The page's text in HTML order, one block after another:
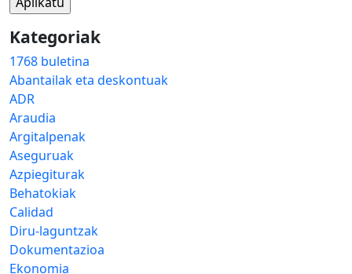
Kategoriak
1768 buletina
Abantailak eta deskontuak
ADR
Araudia
Argitalpenak
Aseguruak
Azpiegiturak
Behatokiak
Calidad
Diru-laguntzak
Dokumentazioa
Ekonomia